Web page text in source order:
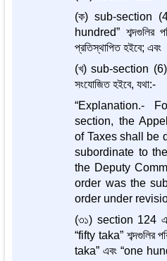
(ক) sub-section
hundred” শব্দগুলির
প্রতিস্থাপিত হইবে; এবং
(খ) sub-section
সংযোজিত হইবে, যথা:-
“Explanation.-
section, the
of Taxes shall be
subordinate to
the Deputy
order was the
order under
(৩১) section 124
“fifty taka” শব্দগুলির
taka” এবং “one